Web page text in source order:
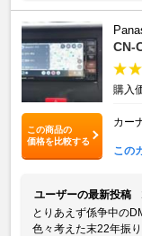
この商品の
価格を比較する
CN-
購入
カー
この
ユーザーの最新投稿
とりあえず係争中の
色々考えた末22年振